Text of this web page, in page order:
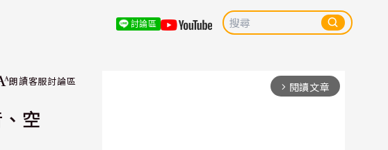
討論區
朗讀客服討論區
空
arrow_forward_ios 閱讀文章